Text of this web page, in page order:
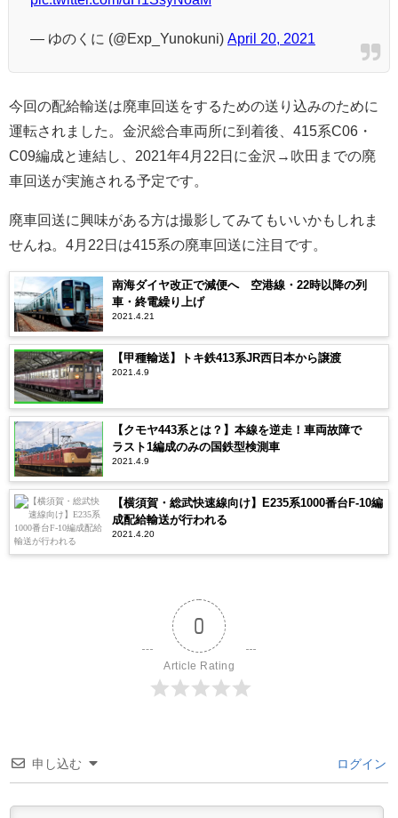
— ゆのくに (@Exp_Yunokuni) April 20, 2021
今回の配給輸送は廃車回送をするための送り込みのために
運転されました。金沢総合車両所に到着後、415系C06・
C09編成と連結し、2021年4月22日に金沢→吹田までの廃
車回送が実施される予定です。
廃車回送に興味がある方は撮影してみてもいいかもしれま
せんね。4月22日は415系の廃車回送に注目です。
南海ダイヤ改正で減便へ 空港線・22時以降の列
車・終電繰り上げ
2021.4.21
【甲種輸送】トキ鉄413系JR西日本から譲渡
2021.4.9
【クモヤ443系とは？】本線を逆走！車両故障で
ラスト1編成のみの国鉄型検測車
2021.4.9
【横須賀・総武快速線向け】E235系1000番台F-10編
成配給輸送が行われる
2021.4.20
0
Article Rating
申し込む ログイン